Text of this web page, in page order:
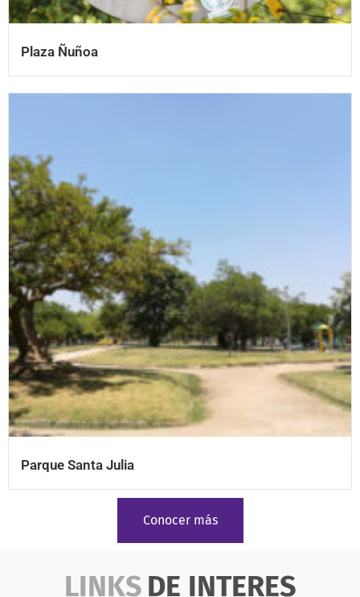
Plaza Ñuñoa
Parque Santa Julia
Conocer más
LINKS DE INTERES